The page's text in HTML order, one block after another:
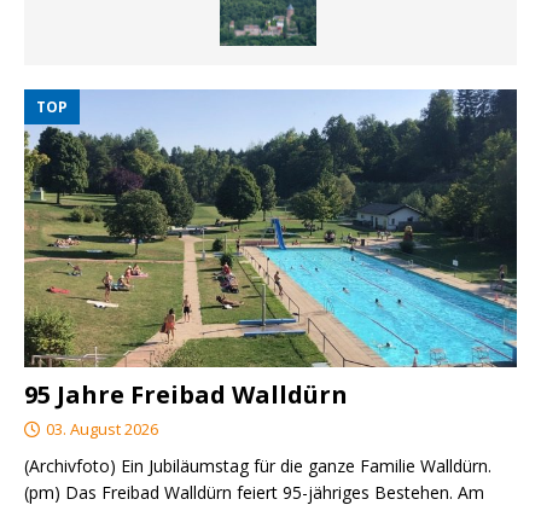
TOP
95 Jahre Freibad Walldürn
03. August 2026
(Archivfoto) Ein Jubiläumstag für die ganze Familie Walldürn.
(pm) Das Freibad Walldürn feiert 95-jähriges Bestehen. Am